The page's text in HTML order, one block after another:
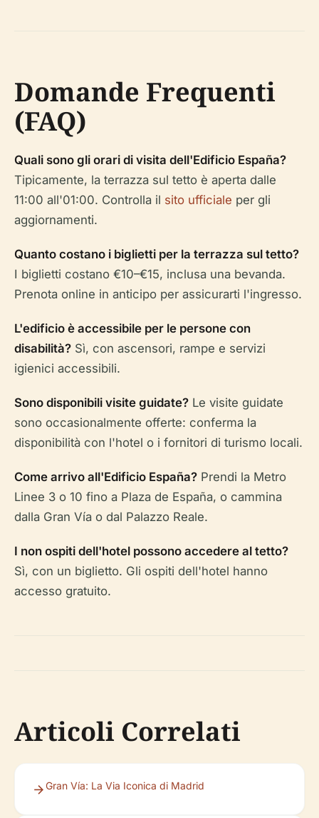
Domande Frequenti
(FAQ)
Quali sono gli orari di visita dell'Edificio España?
Tipicamente, la terrazza sul tetto è aperta dalle
11:00 all'01:00. Controlla il sito ufficiale per gli
aggiornamenti.
Quanto costano i biglietti per la terrazza sul tetto?
I biglietti costano €10–€15, inclusa una bevanda.
Prenota online in anticipo per assicurarti l'ingresso.
L'edificio è accessibile per le persone con
disabilità? Sì, con ascensori, rampe e servizi
igienici accessibili.
Sono disponibili visite guidate? Le visite guidate
sono occasionalmente offerte: conferma la
disponibilità con l'hotel o i fornitori di turismo locali.
Come arrivo all'Edificio España? Prendi la Metro
Linee 3 o 10 fino a Plaza de España, o cammina
dalla Gran Vía o dal Palazzo Reale.
I non ospiti dell'hotel possono accedere al tetto?
Sì, con un biglietto. Gli ospiti dell'hotel hanno
accesso gratuito.
Articoli Correlati
Gran Vía: La Via Iconica di Madrid